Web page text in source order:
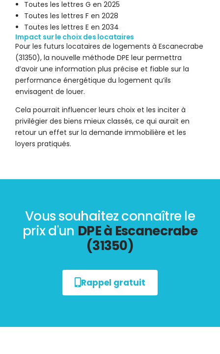
Toutes les lettres G en 2025
Toutes les lettres F en 2028
Toutes les lettres E en 2034
Impact sur le choix des locataires
Pour les futurs locataires de logements à Escanecrabe
(31350), la nouvelle méthode DPE leur permettra
d’avoir une information plus précise et fiable sur la
performance énergétique du logement qu’ils
envisagent de louer.
Cela pourrait influencer leurs choix et les inciter à
privilégier des biens mieux classés, ce qui aurait en
retour un effet sur la demande immobilière et les
loyers pratiqués.
Vous souhaitez connaître le
prix d'un DPE à Escanecrabe
(31350)
Rappel gratuit